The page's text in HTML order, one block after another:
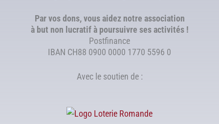
Par vos dons, vous aidez notre association
à but non lucratif à poursuivre ses activités !
Postfinance
IBAN CH88 0900 0000 1770 5596 0
Avec le soutien de :